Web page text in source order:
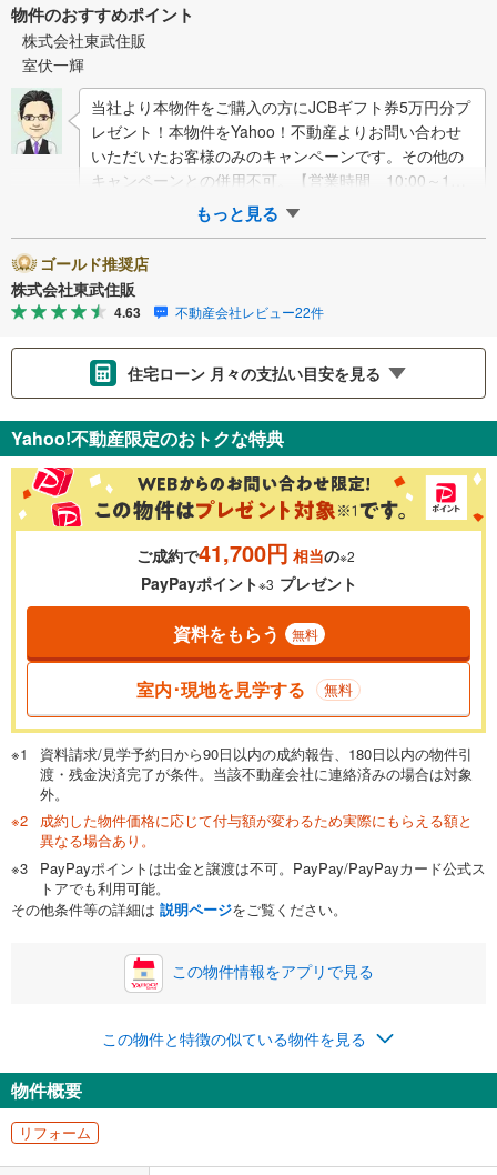
物件のおすすめポイント
株式会社東武住販
室伏一輝
当社より本物件をご購入の方にJCBギフト券5万円分プ
レゼント！本物件をYahoo！不動産よりお問い合わせ
いただいたお客様のみのキャンペーンです。その他の
キャンペーンとの併用不可。【営業時間 10:00～18:0
0】この時間帯はお電…
もっと見る
ゴールド推奨店
株式会社東武住販
4.63 不動産会社レビュー22件
住宅ローン 月々の支払い目安を見る
金利 ％
0.01%
一般的には最長35年まで借り入れ可能です。多くの金融機関
が完済時の年齢は80歳までを条件としています。
閉じる
頭金 万円
0万円 2,780万円
自己資金から住宅購入にかけられる金額を入力してくださ
い。一般的には物件価格の2割までが目安です。
閉じる
ボーナス
万円
0円
ナス時の増額分（1回分）を入力してください。
ボーナス払いの限度額は金融機関によって異なります。
閉じる
月々の返済額
Yahoo!不動産限定のおトクな特典
ご成約で41,700円 相当の※2
PayPayポイント※3 プレゼント
資料をもらう 無料
室内･現地を見学する 無料
資料請求/見学予約日から90日以内の成約報告、180日以内の物件引
渡・残金決済完了が条件。当該不動産会社に連絡済みの場合は対象
外。
成約した物件価格に応じて付与額が変わるため実際にもらえる額と
異なる場合あり。
PayPayポイントは出金と譲渡は不可。PayPay/PayPayカード公式ス
トアでも利用可能。
その他条件等の詳細は 説明ページをご覧ください。
この物件情報をアプリで見る
この物件と特徴の似ている物件を見る
物件概要
リフォーム